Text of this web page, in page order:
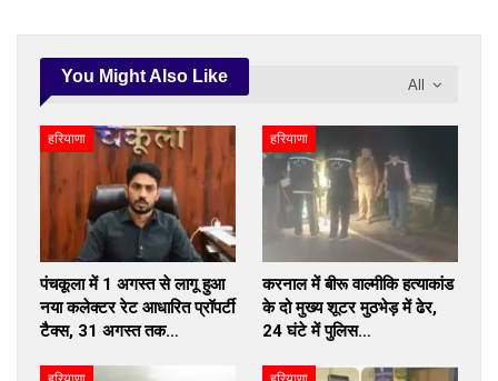
All
You Might Also Like
हरियाणा
पंचकूला में 1 अगस्त से लागू हुआ
नया कलेक्टर रेट आधारित प्रॉपर्टी
टैक्स, 31 अगस्त तक…
हरियाणा
करनाल में बीरू वाल्मीकि हत्याकांड
के दो मुख्य शूटर मुठभेड़ में ढेर,
24 घंटे में पुलिस…